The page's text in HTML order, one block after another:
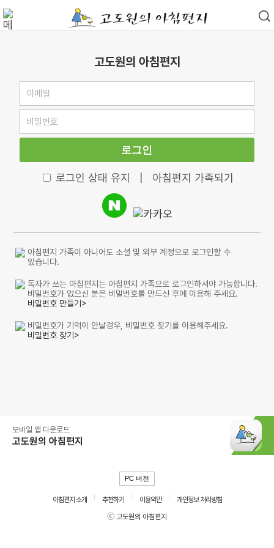
고도원의 아침편지
로그인
로그인 상태 유지 아침편지 가족되기
아침편지 가족이 아니어도 소셜 및 외부 계정으로 로그인할 수
있습니다.
독자가 쓰는 아침편지는 아침편지 가족으로 로그인하셔야 가능합니다.
비밀번호가 없으신 분은 비밀번호를 만드신 후에 이용해 주세요.
비밀번호 만들기>
비밀번호가 기억이 안날경우, 비밀번호 찾기를 이용해주세요.
비밀번호 찾기>
모바일 앱 다운로드
고도원의 아침편지
PC 버전
아침편지 소개 추천하기 이용약관
개인정보 처리방침
ⓒ 고도원의 아침편지